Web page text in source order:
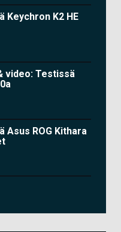
Keychron K2 HE
video: Testissä
Asus ROG Kithara